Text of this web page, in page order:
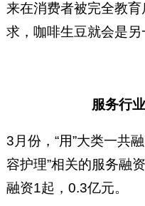
来在消费者被完全教
求，咖啡生豆就会是另
服务行
3月份，“用”大类一共
容护理”相关的服务融
融资1起，0.3亿元。